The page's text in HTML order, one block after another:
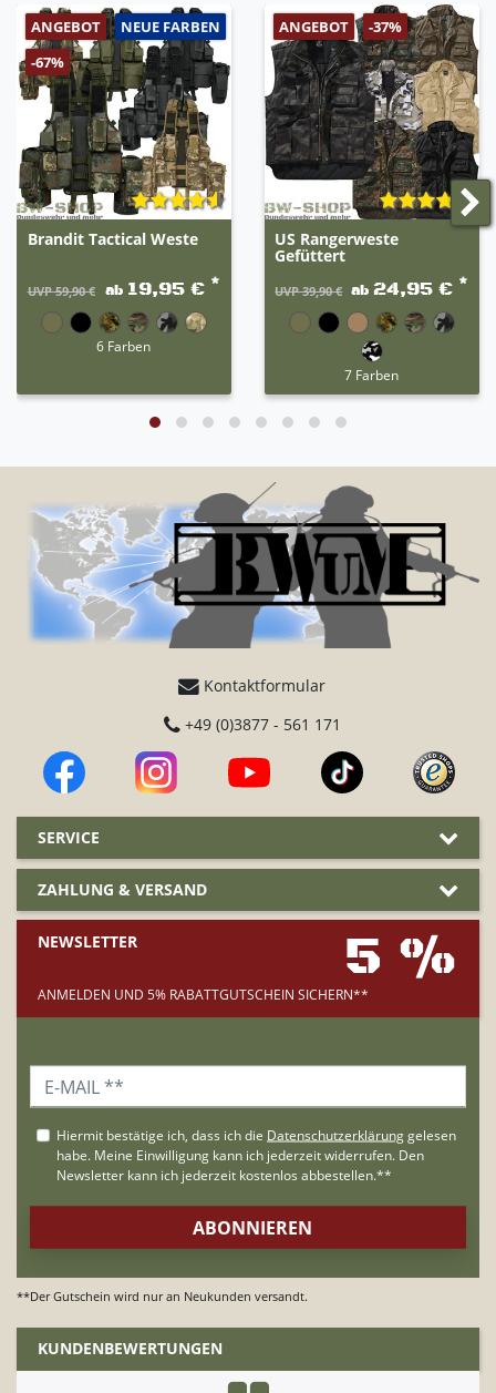
ANGEBOT
NEUE FARBEN
-67%
Brandit Tactical Weste
UVP 59,90 € ab 19,95 € *
6 Farben
ANGEBOT -37%
US Rangerweste
Gefüttert
UVP 39,90 € ab 24,95 € *
7 Farben
Kontaktformular
+49 (0)3877 - 561 171
SERVICE
ZAHLUNG & VERSAND
NEWSLETTER 5 %
ANMELDEN UND 5% RABATTGUTSCHEIN SICHERN**
**Der Gutschein wird nur an Neukunden versandt.
KUNDENBEWERTUNGEN